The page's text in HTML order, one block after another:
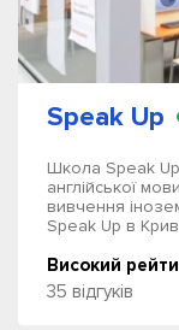
Speak Up
Школа Speak
англійської
вивчення
Speak Up в
Високий
35 відгуків